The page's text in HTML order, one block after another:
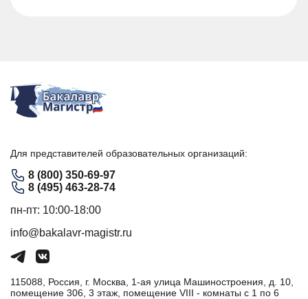
Для представителей образовательных организаций:
8 (800) 350-69-97
8 (495) 463-28-74
пн-пт: 10:00-18:00
info@bakalavr-magistr.ru
115088, Россия, г. Москва, 1-ая улица Машиностроения, д. 10,
помещение 306, 3 этаж, помещение VIII - комнаты с 1 по 6